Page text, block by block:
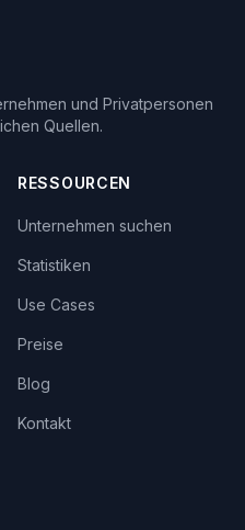
und Privatpersonen
Quellen.
RESSOURCEN
Unternehmen suchen
Statistiken
Use Cases
Preise
Blog
Kontakt